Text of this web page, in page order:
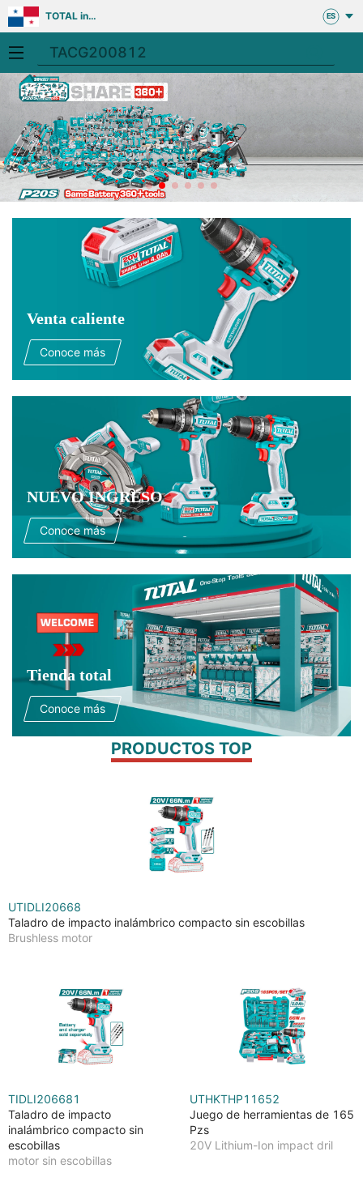
TOTAL in
Panama
ES
Venta caliente
Conoce más
NUEVO INGRESO
Conoce más
Tienda total
Conoce más
PRODUCTOS TOP
UTIDLI20668
Taladro de impacto inalámbrico compacto sin escobillas
Brushless motor
TIDLI206681
Taladro de impacto
inalámbrico compacto sin
escobillas
motor sin escobillas
UTHKTHP11652
Juego de herramientas de 165
Pzs
20V Lithium-Ion impact dril